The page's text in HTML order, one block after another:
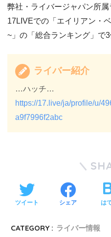
弊社・ライバージャパン所
17LIVEでの「エイリアン・
~」の「総合ランキング」で3
ライバー紹介
…ハッチ…
https://17.live/ja/profile/u/
a9f7996f2abc
ツイート シェア は
CATEGORY : ライバー情報